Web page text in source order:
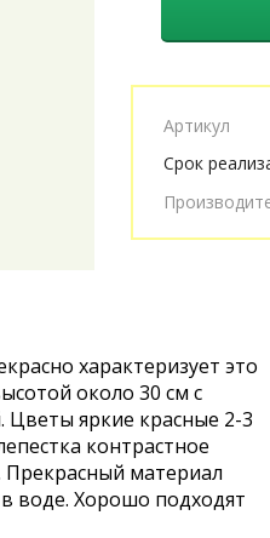
Артикул
Срок
характеризует это
около 30 см с
Цветы яркие красные 2-3
контрастное
Прекрасный материал
в воде. Хорошо подходят